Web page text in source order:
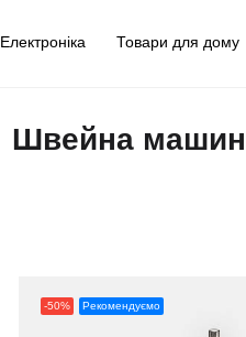
Електроніка Товари для
Швейна
-50% Рекомендуємо